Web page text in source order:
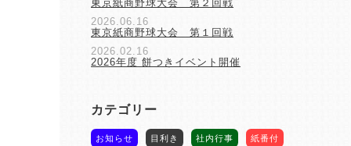
東京紙商野球大会 第２回戦
2026.06.16
東京紙商野球大会 第１回戦
2026.02.16
2026年度 餅つきイベント開催
カテゴリー
お知らせ 目利き 社内行事 紙番付